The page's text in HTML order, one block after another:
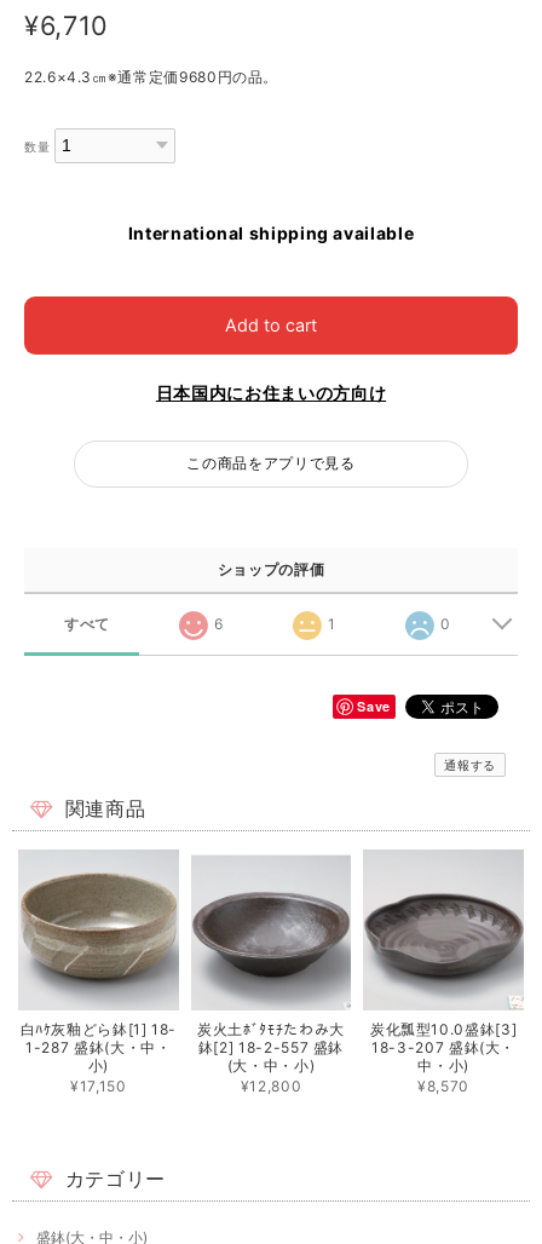
¥6,710
22.6×4.3㎝※通常定価9680円の品。
数量
International shipping available
Add to cart
日本国内にお住まいの方向け
この商品をアプリで見る
ショップの評価
すべて 6 1 0
Save
通報する
関連商品
白ﾊｹ灰釉どら鉢[1] 18-
1-287 盛鉢(大・中・
小)
¥17,150
炭火土ﾎﾞﾀﾓﾁたわみ大
鉢[2] 18-2-557 盛鉢
(大・中・小)
¥12,800
炭化瓢型10.0盛鉢[3]
18-3-207 盛鉢(大・
中・小)
¥8,570
カテゴリー
盛鉢(大・中・小)